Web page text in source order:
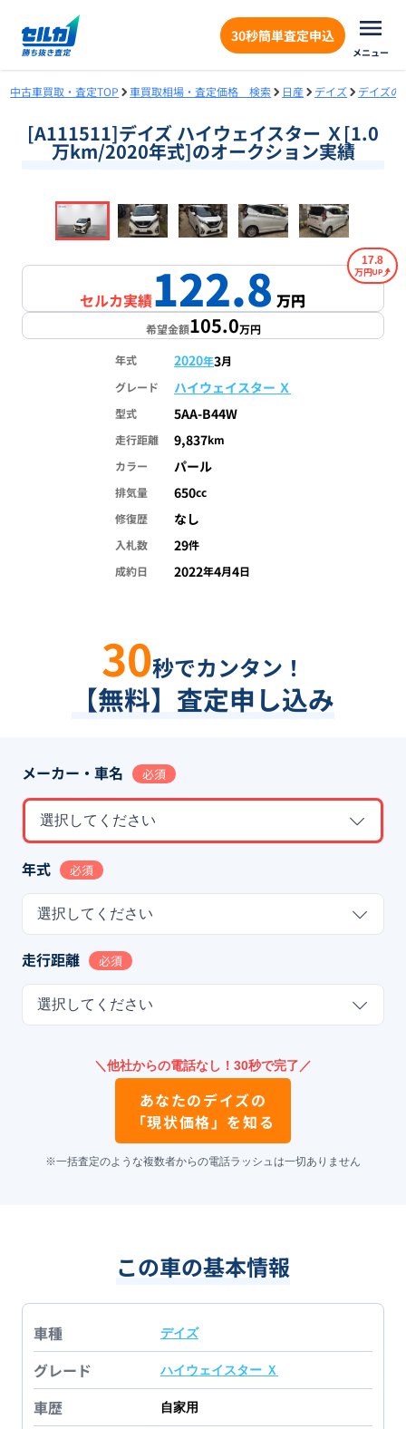
30秒簡単査定申込
メニュー
中古車買取・査定TOP 車買取相場・査定価格 検索 日産 デイズ デイズの
[A111511]デイズ ハイウェイスター Ｘ[1.0
万km/2020年式]のオークション実績
1/18
セルカ実績122.8万円
17.8
万円
希望金額105.0万円
年式 2020年3月
グレード
ハイウェイスター Ｘ
型式 5AA-B44W
走行距離 9,837km
カラー
パール
排気量 650cc
修復歴
なし
入札数 29件
成約日
2022年4月4日
30秒でカンタン！
【無料】査定申し込み
メーカー・車名 必須
選択してください
年式 必須
選択してください
走行距離 必須
選択してください
＼他社からの電話なし！30秒で完了／
あなたのデイズの
「現状価格」を知る
※一括査定のような複数者からの電話ラッシュは一切ありません
この車の基本情報
車種 デイズ
グレード ハイウェイスター Ｘ
車歴 自家用